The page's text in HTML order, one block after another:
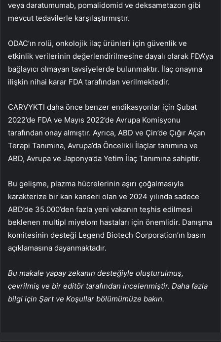
veya daratumumab, pomalidomid ve deksametazon gibi
mevcut tedavilerle karşılaştırmıştır.
ODAC’ın rolü, onkolojik ilaç ürünleri için güvenlik ve
etkinlik verilerinin değerlendirilmesine dayalı olarak FDA’ya
bağlayıcı olmayan tavsiyelerde bulunmaktır. İlaç onayına
ilişkin nihai karar FDA tarafından verilmektedir.
CARVYKTI daha önce benzer endikasyonlar için Şubat
2022’de FDA ve Mayıs 2022’de Avrupa Komisyonu
tarafından onay almıştır. Ayrıca, ABD ve Çin’de Çığır Açan
Terapi Tanımına, Avrupa’da Öncelikli İlaçlar tanımına ve
ABD, Avrupa ve Japonya’da Yetim İlaç Tanımına sahiptir.
Bu gelişme, plazma hücrelerinin aşırı çoğalmasıyla
karakterize bir kan kanseri olan ve 2024 yılında sadece
ABD’de 35.000’den fazla yeni vakanın teşhis edilmesi
beklenen multipl miyelom hastaları için önemlidir. Danışma
komitesinin desteği Legend Biotech Corporation’ın basın
açıklamasına dayanmaktadır.
Bu makale yapay zekanın desteğiyle oluşturulmuş,
çevrilmiş ve bir editör tarafından incelenmiştir. Daha fazla
bilgi için Şart ve Koşullar bölümümüze bakın.